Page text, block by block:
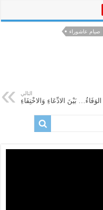
صيام عاشوراء
التالي
الوَفَاءُ… بَيْنَ الادِّعَاءِ وَالاخْتِفَاءِ